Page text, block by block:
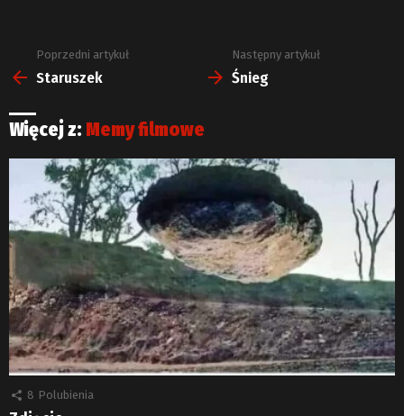
Zobacz
więcej
Poprzedni artykuł
Staruszek
Następny artykuł
Śnieg
Więcej z: Memy filmowe
8 Polubienia